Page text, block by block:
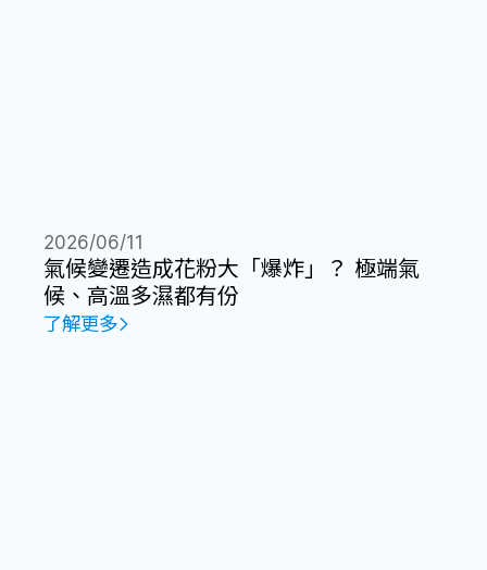
氣候變遷造成花粉大「爆炸」？ 極端氣
候、高溫多濕都有份
2026/06/11
了解更多